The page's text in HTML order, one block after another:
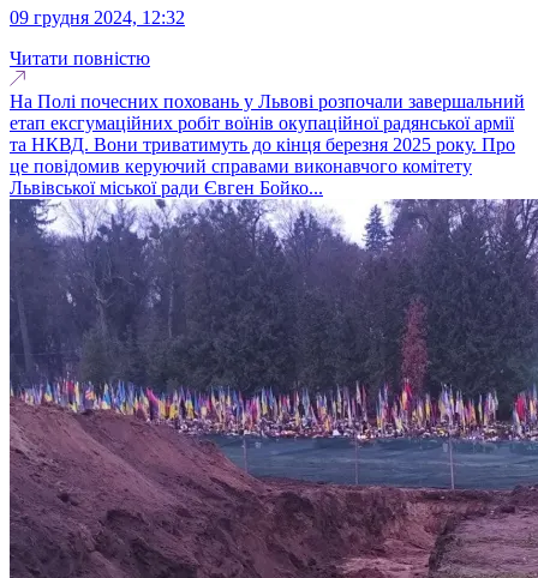
09 грудня 2024, 12:32
Читати повністю
На Полі почесних поховань у Львові розпочали завершальний
етап ексгумаційних робіт воїнів окупаційної радянської армії
та НКВД. Вони триватимуть до кінця березня 2025 року. Про
це повідомив керуючий справами виконавчого комітету
Львівської міської ради Євген Бойко...